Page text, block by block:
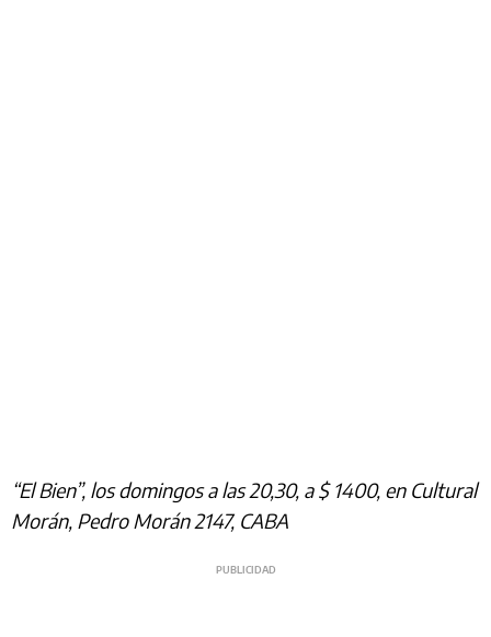
“El Bien”, los domingos a las 20,30, a $ 1400, en Cultural
Morán, Pedro Morán 2147, CABA